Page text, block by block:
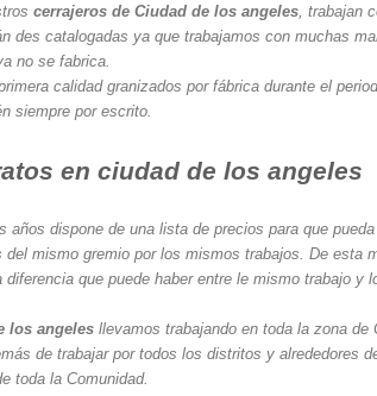
cerrajeros de Ciudad de los angeles , trabajan
des catalogadas ya que trabajamos con muchas
no se fabrica.
calidad granizados por fábrica durante el
siempre por escrito.
en ciudad de los angeles
años dispone de una lista de precios para que
mismo gremio por los mismos trabajos. De esta
que puede haber entre le mismo trabajo y
los angeles llevamos trabajando en toda la zona de
de trabajar por todos los distritos y alrededores
toda la Comunidad.